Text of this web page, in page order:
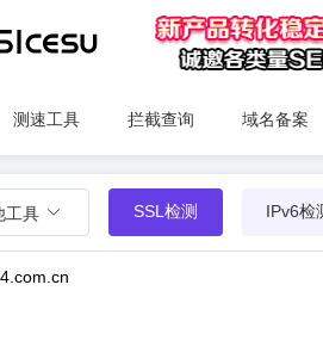
测速工具 拦截查询 域名备案
工具 SSL检测 IPv6检